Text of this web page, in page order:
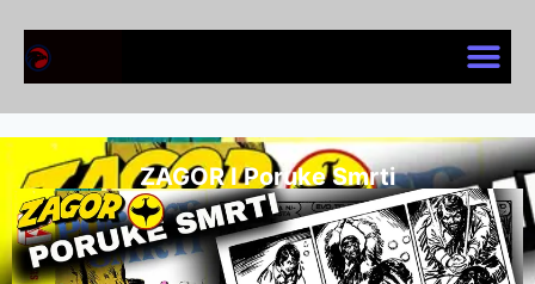
ZAGOR I Poruke Smrti